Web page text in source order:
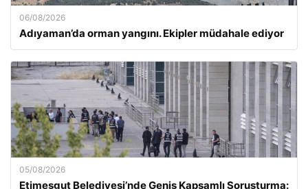
06/08/2026
Adıyaman’da orman yangını. Ekipler müdahale ediyor
05/08/2026
Etimesgut Belediyesi’nde Geniş Kapsamlı Soruşturma: